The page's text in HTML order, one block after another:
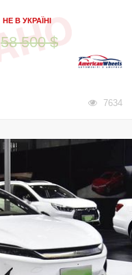
НЕ В УКРАЇНІ
58 500 $
7634